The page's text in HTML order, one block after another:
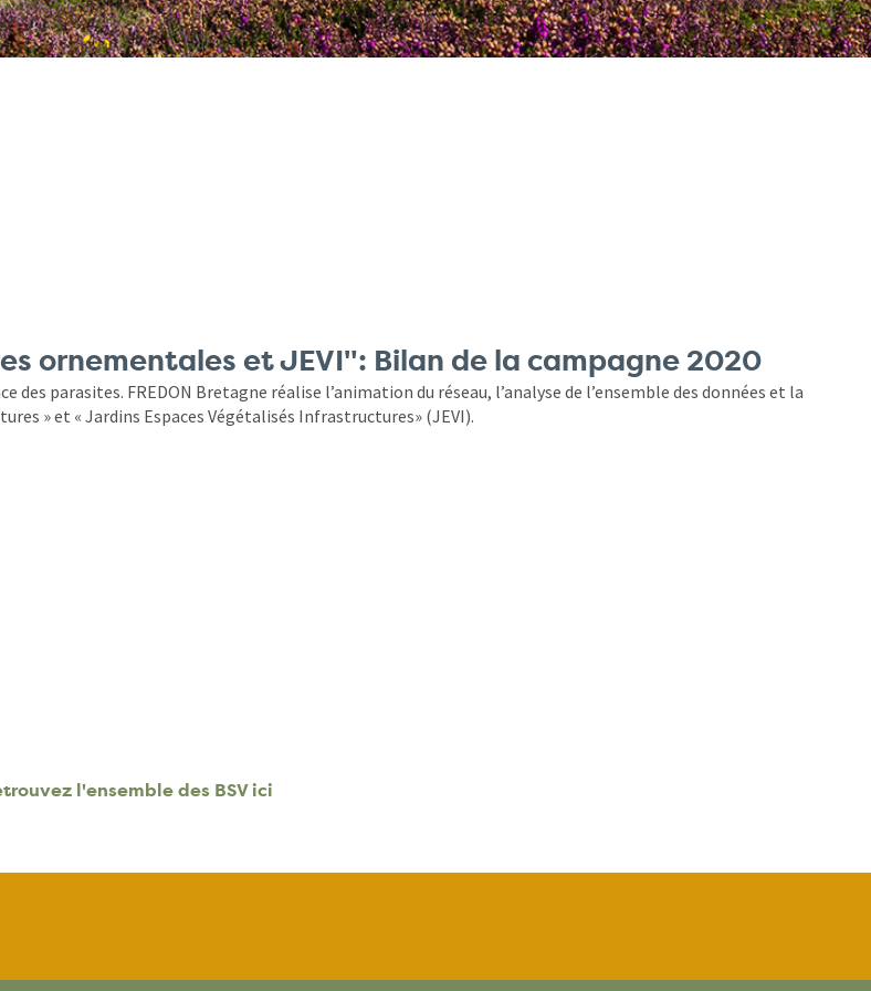
ornementales et JEVI": Bilan de la campagne 2020
parasites. FREDON Bretagne réalise l’animation du réseau, l’analyse de l’ensemble des données et la
» et « Jardins Espaces Végétalisés Infrastructures» (JEVI).
l'ensemble des BSV ici